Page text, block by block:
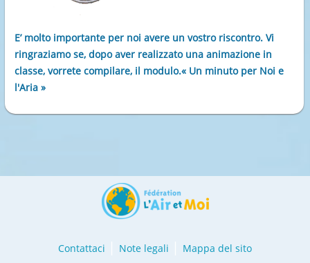
E’ molto importante per noi avere un vostro riscontro. Vi
ringraziamo se, dopo aver realizzato una animazione in
classe, vorrete compilare, il modulo.« Un minuto per Noi e
l'Aria »
Contattaci Note legali
Mappa del sito